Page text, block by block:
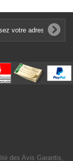
des Avis Garantis,